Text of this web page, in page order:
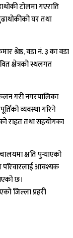
टोलमा गएराति
घर तथा
श्रेष्ठ, वडा नं. ३ का वडा
क्षेत्रको स्थलगत
गरी नगरपालिका
व्यवस्था गरिने
राहत तथा सहयोगका
क्षति पुर्‍याएको
परिवारलाई आवश्यक
छ।
जिल्ला प्रहरी